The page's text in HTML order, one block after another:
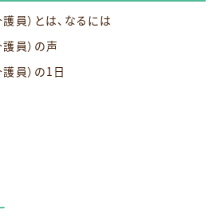
員）とは、なるには
員）の声
員）の1日